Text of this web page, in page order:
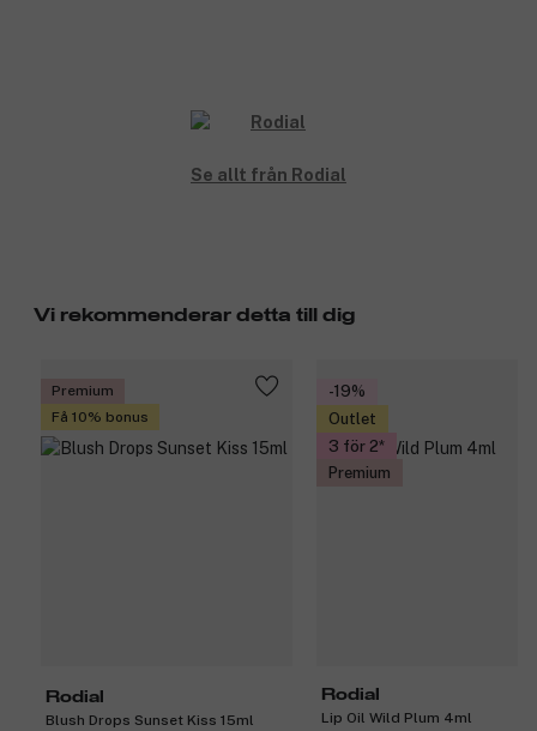
Se allt från Rodial
Vi rekommenderar detta till dig
Premium
Få 10% bonus
Rodial
Blush Drops Sunset Kiss 15ml
-19%
Outlet
3 för 2
Premium
Rodial
Lip Oil Wild Plum 4ml